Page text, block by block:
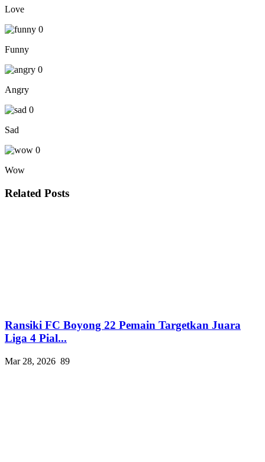
Love
0
Funny
0
Angry
0
Sad
0
Wow
Related Posts
Ransiki FC Boyong 22 Pemain Targetkan Juara
Liga 4 Pial...
Mar 28, 2026 89